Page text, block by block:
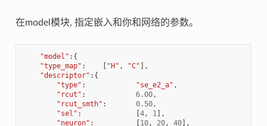
在model模块, 指定嵌入和你和网络的参数。
"model" :{
"type_map" : [ "H" , "C" ],
"descriptor" :{
"type" : "se_e2_a" ,
"rcut" : 6.00,
"rcut_smth" : 0.50,
"sel" : [4, 1],
"neuron" : [10, 20, 40],